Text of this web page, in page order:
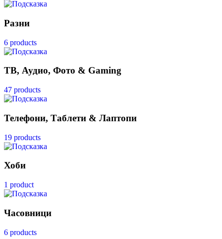
Разни
6 products
ТВ, Аудио, Фото & Gaming
47 products
Телефони, Таблети & Лаптопи
19 products
Хоби
1 product
Часовници
6 products